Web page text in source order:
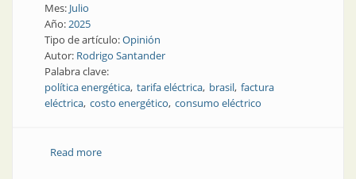
Mes: Julio
Año:2025
Tipo de artículo:Opinión
Autor: Rodrigo Santander
Palabra clave:
política energética tarifa eléctrica brasil factura
eléctrica costo energético consumo eléctrico
Read moreabout Sandboxes: novedoso esquema tarifario de